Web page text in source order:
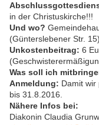
in der Christuskirche!!!
Und wo?
(Günterslebener Str. 15)
Unkostenbeitrag: 6
Was soll ich
Anmeldung: Damit wir
bis 31.8.2016.
Nähere Infos bei:
Diakonin Claudia